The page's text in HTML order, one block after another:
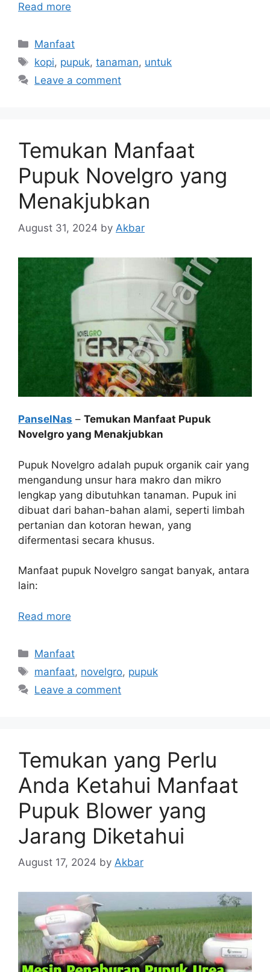
Read more
Categories
Manfaat
Tags
kopi, pupuk,tanaman, untuk
Leave a comment
Temukan Manfaat
Pupuk Novelgro yang
Menakjubkan
August 31, 2024 by Akbar
PanselNas – Temukan Manfaat Pupuk
Novelgro yang Menakjubkan
Pupuk Novelgro adalah pupuk organik cair yang
mengandung unsur hara makro dan mikro
lengkap yang dibutuhkan tanaman. Pupuk ini
dibuat dari bahan-bahan alami, seperti limbah
pertanian dan kotoran hewan, yang
difermentasi secara khusus.
Manfaat pupuk Novelgro sangat banyak, antara
lain:
Read more
Categories
Manfaat
Tags
manfaat, novelgro, pupuk
Leave a comment
Temukan yang Perlu
Anda Ketahui Manfaat
Pupuk Blower yang
Jarang Diketahui
August 17, 2024 by Akbar